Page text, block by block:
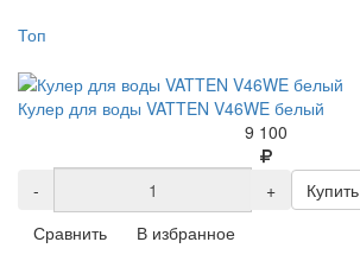
Топ
Кулер для воды VATTEN V46WE белый
9 100
- +
Купить
Сравнить
В избранное